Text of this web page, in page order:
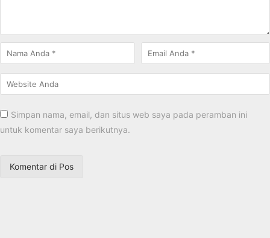
Simpan nama, email, dan situs web saya pada peramban ini
untuk komentar saya berikutnya.